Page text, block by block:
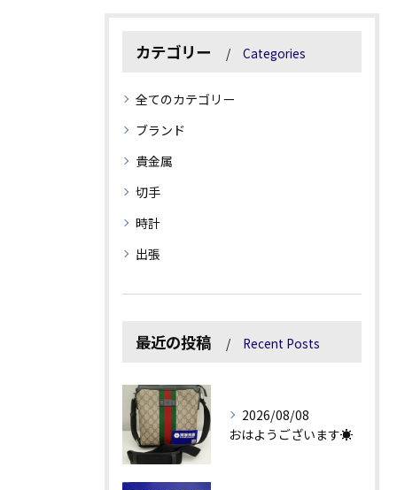
カテゴリー Categories
全てのカテゴリー
ブランド
貴金属
切手
時計
出張
最近の投稿 Recent Posts
2026/08/08
おはようございます☀